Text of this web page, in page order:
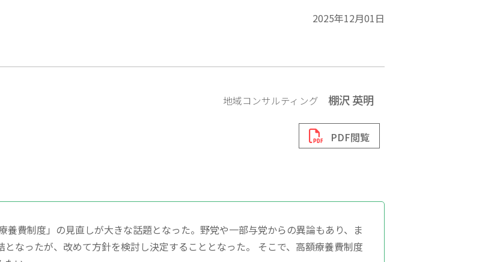
2025年12月01日
地域コンサルティング 棚沢 英明
PDF閲覧
養費制度」の見直しが大きな話題となった。野党や一部与党からの異論もあり、ま
なったが、改めて方針を検討し決定することとなった。 そこで、高額療養費制度